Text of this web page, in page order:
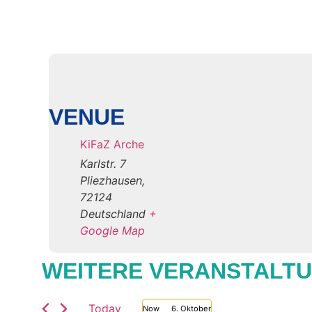
VENUE
KiFaZ Arche
Karlstr. 7
Pliezhausen,
72124
Deutschland +
Google Map
WEITERE
Today Now 6. Oktober